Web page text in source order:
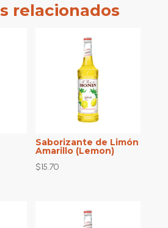
relacionados
Saborizante de Limón
Amarillo (Lemon)
$15.70